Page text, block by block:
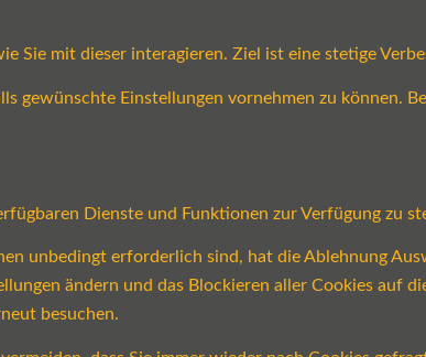
Sie mit dieser interagieren. Ziel ist eine stetige
Einstellungen vornehmen zu können.
Dienste und Funktionen zur Verfügung zu
unbedingt erforderlich sind, hat die Ablehnung
ändern und das Blockieren aller Cookies auf
besuchen.